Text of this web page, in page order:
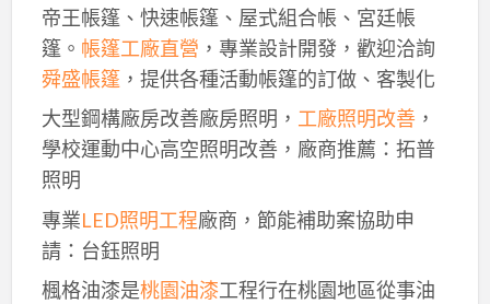
帝王帳篷、快速帳篷、屋式組合帳、宮廷帳
篷。 帳篷工廠直營 ，專業設計開發，歡迎洽詢
舜盛帳篷，提供各種活動帳篷的訂做、客製化
大型鋼構廠房改善廠房照明， 工廠照明改善，
學校運動中心高空照明改善，廠商推薦：拓普
照明
專業LED照明工程廠商，節能補助案協助申
請：台鈺照明
楓格油漆是桃園油漆工程行在桃園地區從事油